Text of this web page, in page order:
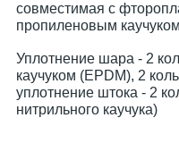
совместимая с
пропиленовым
Уплотнение шара - 2
каучуком (EPDM), 2
уплотнение штока - 2
нитрильного каучука)